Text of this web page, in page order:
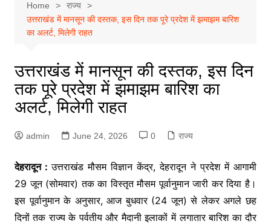
Home
राज्य
उत्तराखंड में मानसून की दस्तक, इस दिन तक पूरे प्रदेश में झमाझम बारिश
का अलर्ट, मिलेगी राहत
उत्तराखंड में मानसून की दस्तक, इस दिन
तक पूरे प्रदेश में झमाझम बारिश का
अलर्ट, मिलेगी राहत
admin June 24, 2026 0 राज्य
देहरादून :उत्तराखंड मौसम विज्ञान केंद्र, देहरादून ने प्रदेश में आगामी
29 जून (सोमवार) तक का विस्तृत मौसम पूर्वानुमान जारी कर दिया है।
इस पूर्वानुमान के अनुसार, आज बुधवार (24 जून) से लेकर अगले छह
दिनों तक राज्य के पर्वतीय और मैदानी इलाकों में लगातार बारिश का दौर